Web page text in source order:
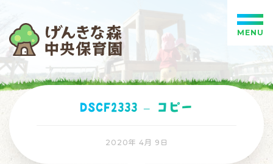
DSCF2333 – コピー
2020年 4月 9日
MENU